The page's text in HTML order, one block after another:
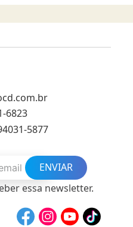
6823
5877
ENVIAR
essa newsletter.